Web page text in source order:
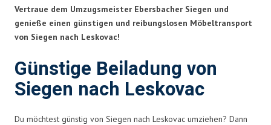
Vertraue dem Umzugsmeister Ebersbacher Siegen und
genieße einen günstigen und reibungslosen Möbeltransport
von Siegen nach Leskovac!
Günstige Beiladung von
Siegen nach Leskovac
Du möchtest günstig von Siegen nach Leskovac umziehen? Dann